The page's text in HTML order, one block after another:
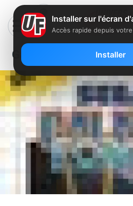
Galaxy Force
Installer sur l'écran
Accès rapide depuis
Installer